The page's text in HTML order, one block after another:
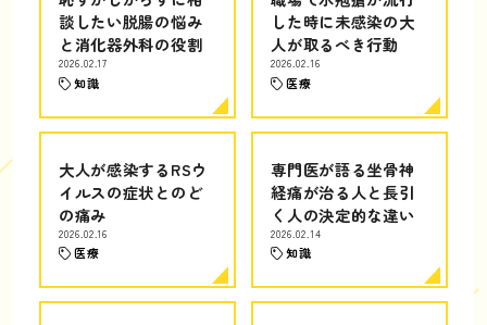
談したい脱腸の悩み
と消化器外科の役割
2026.02.17
知識
した時に未感染の大
人が取るべき行動
2026.02.16
医療
大人が感染するRSウ
イルスの症状とのど
の痛み
2026.02.16
医療
専門医が語る坐骨神
経痛が治る人と長引
く人の決定的な違い
2026.02.14
知識